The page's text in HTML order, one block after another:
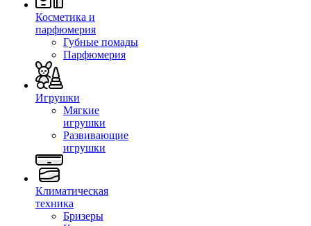
Косметика и
парфюмерия
Губные помады
Парфюмерия
Игрушки
Мягкие
игрушки
Развивающие
игрушки
Климатическая
техника
Бризеры